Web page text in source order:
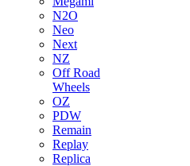
N2O
Neo
Next
NZ
Off Road
Wheels
OZ
PDW
Remain
Replay
Replica